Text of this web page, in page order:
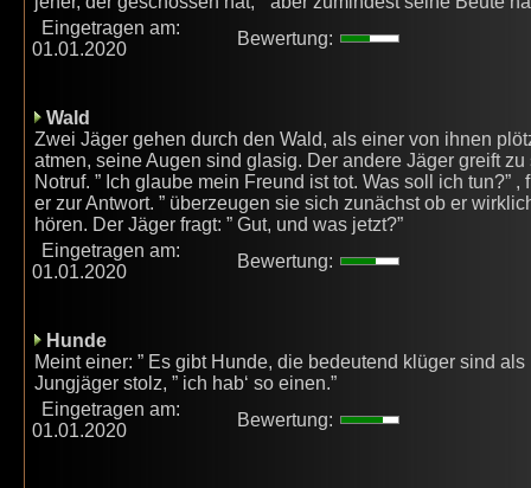
Eingetragen am:
01.01.2020
Bewertung:
Wald
Zwei Jäger gehen durch den Wald, als einer von ihnen
atmen, seine Augen sind glasig. Der andere Jäger greift
Notruf. ” Ich glaube mein Freund ist tot. Was soll ich tun?” ,
er zur Antwort. ” überzeugen sie sich zunächst ob er
hören. Der Jäger fragt: ” Gut, und was jetzt?”
Eingetragen am:
01.01.2020
Bewertung:
Hunde
Meint einer: ” Es gibt Hunde, die bedeutend klüger sind als
Jungjäger stolz, ” ich hab‘ so einen.”
Eingetragen am:
01.01.2020
Bewertung: